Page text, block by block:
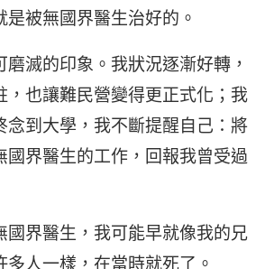
被無國界醫生治好的。
滅的印象。我狀況逐漸好轉，
，也讓難民營變得更正式化；我
念到大學，我不斷提醒自己：將
國界醫生的工作，回報我曾受過
國界醫生，我可能早就像我的兄
多人一樣，在當時就死了。